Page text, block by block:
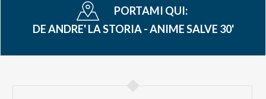
PORTAMI QUI:
DE ANDRE' LA STORIA - ANIME SALVE 30'